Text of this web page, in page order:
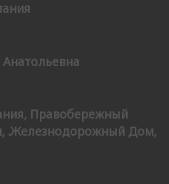
Правобережный
.Железнодорожный Дом,